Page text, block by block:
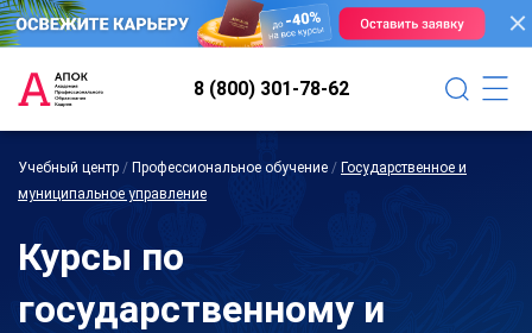
8 (800) 301-78-62
Учебный центр / Профессиональное обучение / Государственное и
муниципальное управление
Курсы по
государственному и